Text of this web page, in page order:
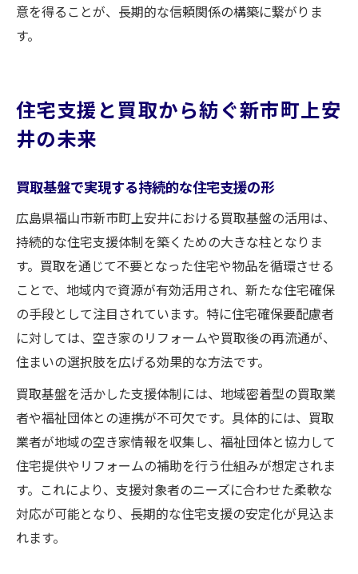
意を得ることが、長期的な信頼関係の構築に繋がりま
す。
住宅支援と買取から紡ぐ新市町上安
井の未来
買取基盤で実現する持続的な住宅支援の形
広島県福山市新市町上安井における買取基盤の活用は、
持続的な住宅支援体制を築くための大きな柱となりま
す。買取を通じて不要となった住宅や物品を循環させる
ことで、地域内で資源が有効活用され、新たな住宅確保
の手段として注目されています。特に住宅確保要配慮者
に対しては、空き家のリフォームや買取後の再流通が、
住まいの選択肢を広げる効果的な方法です。
買取基盤を活かした支援体制には、地域密着型の買取業
者や福祉団体との連携が不可欠です。具体的には、買取
業者が地域の空き家情報を収集し、福祉団体と協力して
住宅提供やリフォームの補助を行う仕組みが想定されま
す。これにより、支援対象者のニーズに合わせた柔軟な
対応が可能となり、長期的な住宅支援の安定化が見込ま
れます。